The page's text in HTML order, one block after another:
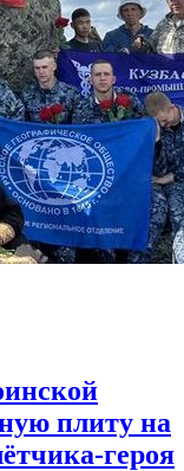
плиту на
героя